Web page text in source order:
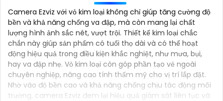
Camera Ezviz với vỏ kim loại không chỉ giúp tăng cường độ
bền và khả năng chống va đập, mà còn mang lại chất
lượng hình ảnh sắc nét, vượt trội. Thiết kế kim loại chắc
chắn này giúp sản phẩm có tuổi thọ dài và có thể hoạt
động hiệu quả trong điều kiện khắc nghiệt, như mưa, bụi,
hay va đập nhẹ. Vỏ kim loại còn góp phần tạo vẻ ngoài
chuyên nghiệp, nâng cao tính thẩm mỹ cho vị trí lắp đặt.
Nhờ vào độ bền cao và khả năng chống chịu tác động môi
trường, camera Ezviz đem lại hiệu quả giám sát liên tục và